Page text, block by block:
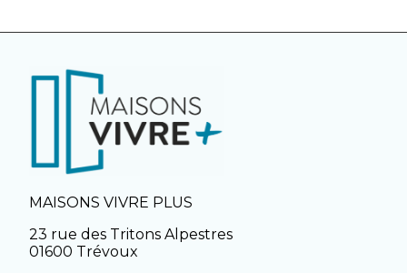
MAISONS VIVRE PLUS
23 rue des Tritons Alpestres
01600 Trévoux